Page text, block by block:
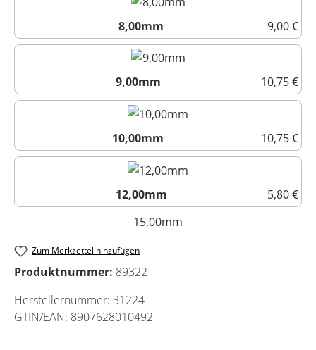
8,00mm
9,00 €
8,00mm
9,00mm
10,75 €
9,00mm
10,00mm
10,75 €
10,00mm
12,00mm
5,80 €
12,00mm
15,00mm
Zum Merkzettel hinzufügen
Produktnummer: 89322
Herstellernummer: 31224
GTIN/EAN: 8907628010492